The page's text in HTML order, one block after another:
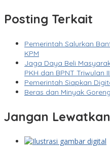
Posting Terkait
Pemerintah Salurkan
KPM
Jaga Daya Beli
PKH dan BPNT Triwulan III
Pemerintah Siapkan
Beras dan Minyak
Jangan Lewatkan